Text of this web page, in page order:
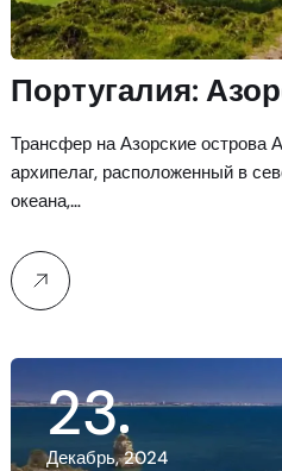
Португалия:
Трансфер на Азорские острова
архипелаг, расположенный в
океана,…
23
Декабрь, 2024